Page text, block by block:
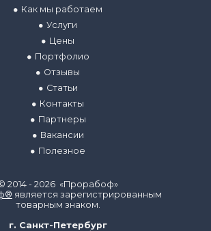
Как мы работаем
Услуги
Цены
Портфолио
Отзывы
Статьи
Контакты
Партнеры
Вакансии
Полезное
2014 - 2026 «Прорабоф»
является зарегистрированным
товарным знаком.
г. Санкт-Петербург